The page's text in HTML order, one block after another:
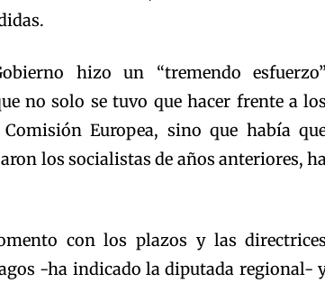
hizo un “tremendo esfuerzo”
no solo se tuvo que hacer frente a los
Europea, sino que había
los socialistas de años anteriores,
con los plazos y las directrices
-ha indicado la diputada regional-